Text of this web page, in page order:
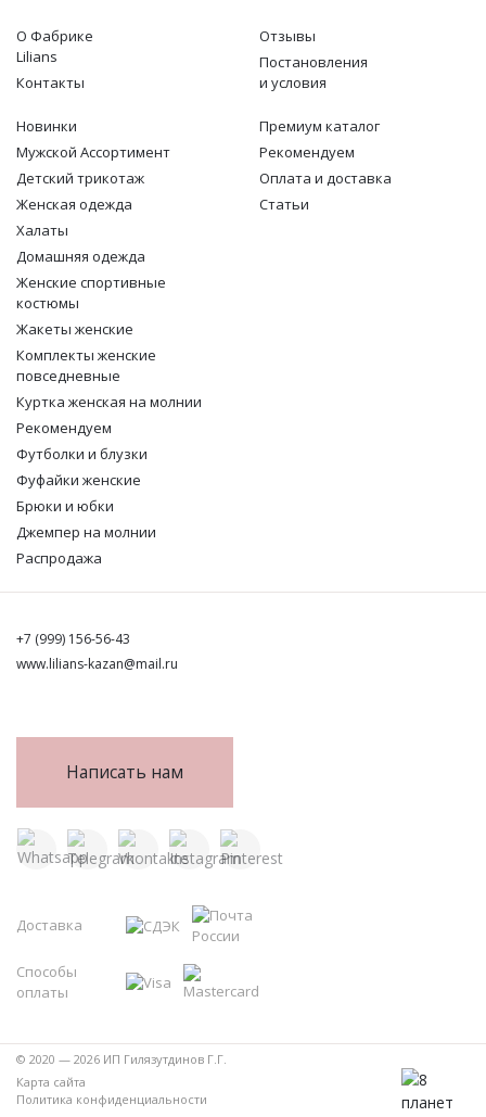
О Фабрике
Lilians
Контакты
Отзывы
Постановления
и условия
Новинки
Мужской Ассортимент
Детcкий трикотаж
Женская одежда
Халаты
Домашняя одежда
Женские спортивные
костюмы
Жакеты женские
Комплекты женские
повседневные
Куртка женская на молнии
Рекомендуем
Футболки и блузки
Фуфайки женские
Брюки и юбки
Джемпер на молнии
Распродажа
Премиум каталог
Рекомендуем
Оплата и доставка
Статьи
+7 (999) 156-56-43
www.lilians-kazan@mail.ru
Написать нам
Доставка
Способы
оплаты
© 2020 — 2026 ИП Гилязутдинов Г.Г.
Карта сайта
Политика конфиденциальности